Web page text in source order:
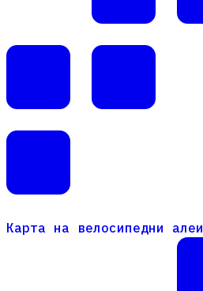
Карта на велосипедни алеи
Карта на велосипедни алеи